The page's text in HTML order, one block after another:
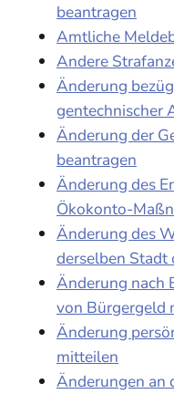
beantragen
Amtliche
Andere
Änderung
gentechnischer
Änderung der
beantragen
Änderung des
Ökokonto-
Änderung des
derselben Stadt
Änderung nach
von Bürgergeld
Änderung
mitteilen
Änderungen an